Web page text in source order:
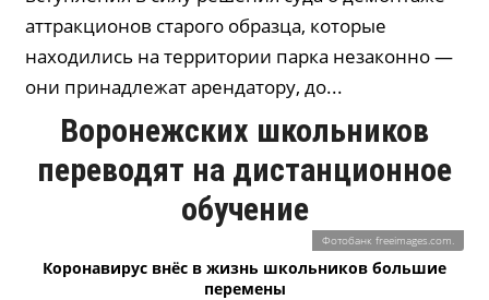
аттракционов старого образца, которые
находились на территории парка незаконно —
они принадлежат арендатору, до...
Воронежских школьников
переводят на дистанционное
обучение
Фотобанк freeimages.com.
Коронавирус внёс в жизнь школьников большие
перемены